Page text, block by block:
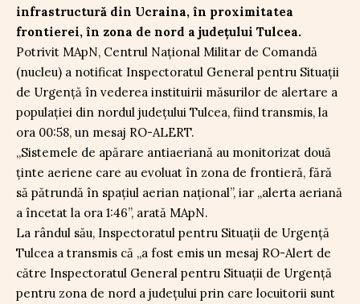
infrastructură din Ucraina, în proximitatea
frontierei, în zona de nord a județului Tulcea.
Potrivit MApN, Centrul Național Militar de Comandă
(nucleu) a notificat Inspectoratul General pentru Situații
de Urgență în vederea instituirii măsurilor de alertare a
populației din nordul județului Tulcea, fiind transmis, la
ora 00:58, un mesaj RO-ALERT.
„Sistemele de apărare antiaeriană au monitorizat două
ținte aeriene care au evoluat în zona de frontieră, fără
să pătrundă în spațiul aerian național”, iar „alerta aeriană
a încetat la ora 1:46”, arată MApN.
La rândul său, Inspectoratul pentru Situații de Urgență
Tulcea a transmis că „a fost emis un mesaj RO-Alert de
către Inspectoratul General pentru Situații de Urgență
pentru zona de nord a județului prin care locuitorii sunt